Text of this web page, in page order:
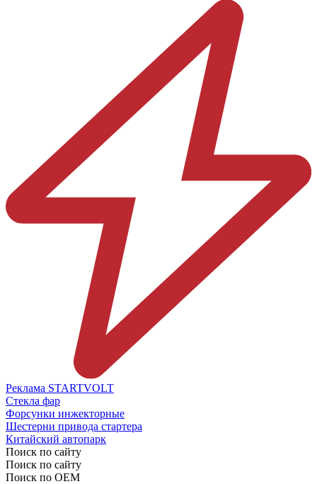
Реклама STARTVOLT
Стекла фар
Форсунки инжекторные
Шестерни привода стартера
Китайский автопарк
Поиск по сайту
Поиск по сайту
Поиск по ОЕМ